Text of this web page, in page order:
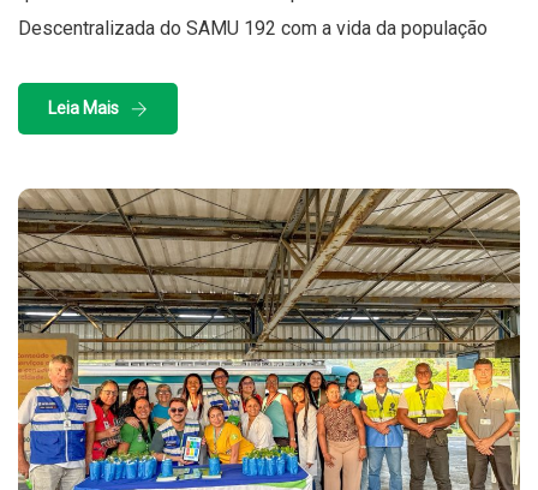
Descentralizada do SAMU 192 com a vida da população
Leia Mais